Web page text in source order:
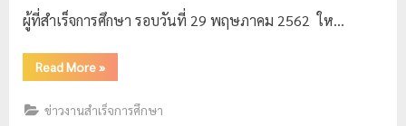
ะ
ผู้ที่สำเร็จการศึกษา รอบวันที่ 29 พฤษภาคม 2562 ให…
Read More»
ข่าวงานสำเร็จการศึกษา